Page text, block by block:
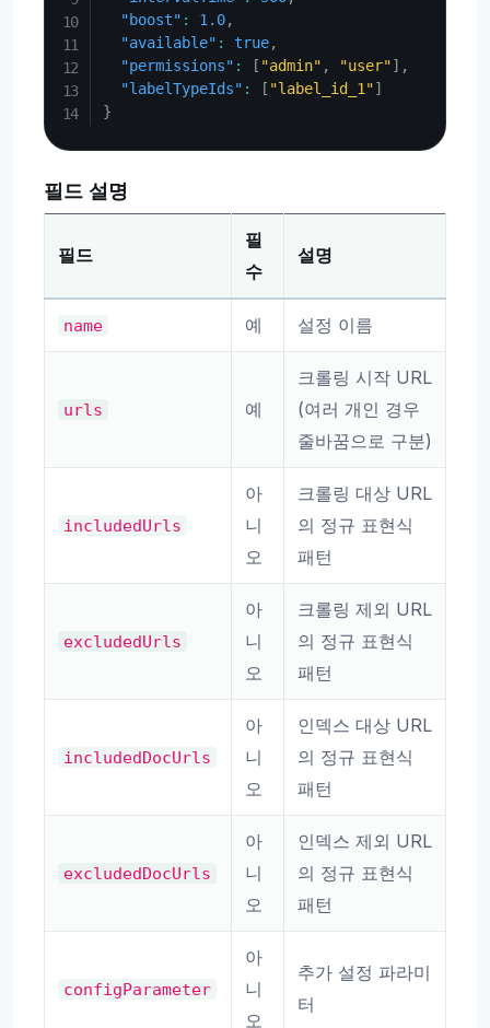
"boost" : 1.0,
"available" : true,
"permissions" : [ "admin" , "user"] ,
"labelTypeIds" : [ "label_id_1"]
}
필드 설명
필드
필
수
설명
name 예 설정 이름
urls 예
크롤링 시작 URL
(여러 개인 경우
줄바꿈으로 구분)
includedUrls
아
니
오
크롤링 대상 URL
의 정규 표현식
패턴
excludedUrls
아
니
오
크롤링 제외 URL
의 정규 표현식
패턴
includedDocUrls
아
니
오
인덱스 대상 URL
의 정규 표현식
패턴
excludedDocUrls
아
니
오
인덱스 제외 URL
의 정규 표현식
패턴
configParameter
아
니
오
추가 설정 파라미
터